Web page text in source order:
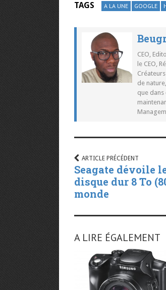
TAGS A LA UNE GOOGLE
CEO,
le CEO,
de
que dans
ARTICLE PRÉCÉDENT
Seagate dévoile
disque dur 8 To
monde
A LIRE ÉGALEMENT